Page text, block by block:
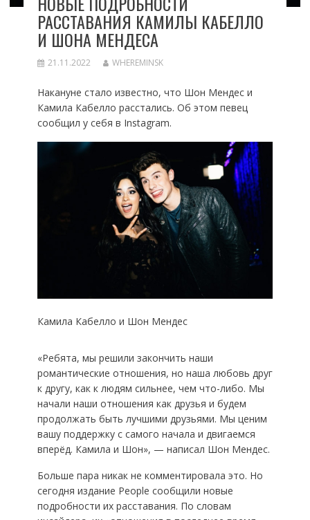
РАССТАВАНИЯ КАМИЛЫ КАБЕЛЛО
И ШОНА МЕНДЕСА
21.11.2022 WHEREMINSK
Накануне стало известно, что Шон Мендес и
Камила Кабелло расстались. Об этом певец
сообщил у себя в Instagram.
Камила Кабелло и Шон Мендес
«Ребята, мы решили закончить наши
романтические отношения, но наша любовь друг
к другу, как к людям сильнее, чем что-либо. Мы
начали наши отношения как друзья и будем
продолжать быть лучшими друзьями. Мы ценим
вашу поддержку с самого начала и двигаемся
вперёд. Камила и Шон», — написал Шон Мендес.
Больше пара никак не комментировала это. Но
сегодня издание People сообщили новые
подробности их расставания. По словам